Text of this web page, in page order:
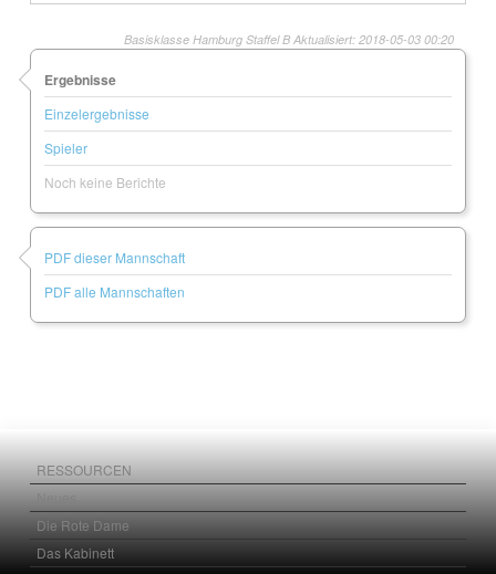
Basisklasse Hamburg Staffel B Aktualisiert: 2018-05-03 00:20
Ergebnisse
Einzelergebnisse
Spieler
Noch keine Berichte
PDF dieser Mannschaft
PDF alle Mannschaften
RESSOURCEN
Die Rote Dame
Das Kabinett